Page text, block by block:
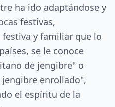
ha ido adaptándose y
festivas,
y familiar que lo
se le conoce
de jengibre" o
enrollado",
el espíritu de la